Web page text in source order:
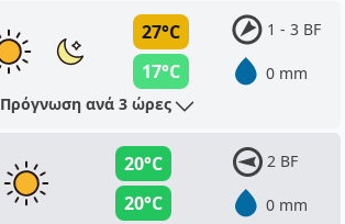
27°C
17°C
1 - 3 BF
0 mm
Πρόγνωση ανά 3 ώρες
20°C
20°C
2 BF
0 mm